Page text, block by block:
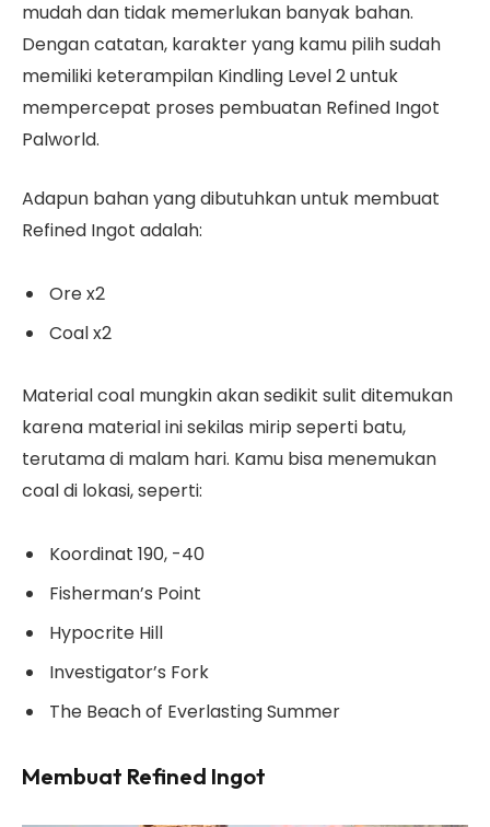
mudah dan tidak memerlukan banyak bahan.
Dengan catatan, karakter yang kamu pilih sudah
memiliki keterampilan Kindling Level 2 untuk
mempercepat proses pembuatan Refined Ingot
Palworld.
Adapun bahan yang dibutuhkan untuk membuat
Refined Ingot adalah:
Ore x2
Coal x2
Material coal mungkin akan sedikit sulit ditemukan
karena material ini sekilas mirip seperti batu,
terutama di malam hari. Kamu bisa menemukan
coal di lokasi, seperti:
Koordinat 190, -40
Fisherman’s Point
Hypocrite Hill
Investigator’s Fork
The Beach of Everlasting Summer
Membuat Refined Ingot